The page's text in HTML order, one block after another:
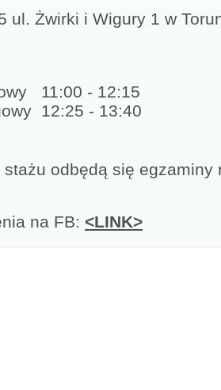
ul. Żwirki i Wigury 1 w
11:00 - 12:15
12:25 - 13:40
odbędą się egzaminy
na FB: <LINK>